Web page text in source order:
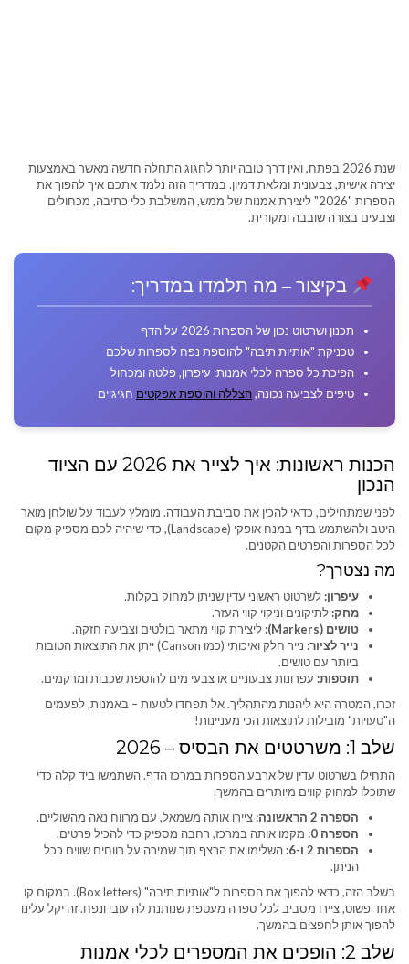
שנת 2026 בפתח, ואין דרך טובה יותר לחגוג התחלה חדשה מאשר באמצעות
יצירה אישית, צבעונית ומלאת דמיון. במדריך הזה נלמד אתכם איך להפוך את
הספרות "2026" ליצירת אמנות של ממש, המשלבת כלי כתיבה, מכחולים
וצבעים בצורה שובבה ומקורית.
בקיצור – מה תלמדו במדריך:
תכנון ושרטוט נכון של הספרות 2026 על הדף
טכניקת "אותיות תיבה" להוספת נפח לספרות שלכם
הפיכת כל ספרה לכלי אמנות: עיפרון, פלטה ומכחול
טיפים לצביעה נכונה,הצללה והוספת אפקטים חגיגיים
הכנות ראשונות: איך לצייר את 2026 עם הציוד
הנכון
לפני שמתחילים, כדאי להכין את סביבת העבודה. מומלץ לעבוד על שולחן מואר
היטב ולהשתמש בדף במנח אופקי (Landscape), כדי שיהיה לכם מספיק מקום
לכל הספרות והפרטים הקטנים.
מה נצטרך?
עיפרון: לשרטוט ראשוני עדין שניתן למחוק בקלות.
מחק: לתיקונים וניקוי קווי העזר.
טושים (Markers):
ליצירת קווי מתאר בולטים וצביעה חזקה.
נייר לציור:
נייר חלק ואיכותי (כמו Canson) ייתן את התוצאות הטובות
ביותר עם טושים.
תוספות: עפרונות צבעוניים או צבעי מים להוספת שכבות ומרקמים.
זכרו, המטרה היא ליהנות מהתהליך. אל תפחדו לטעות – באמנות, לפעמים
ה"טעויות" מובילות לתוצאות הכי מעניינות!
שלב 1: משרטטים את הבסיס – 2026
התחילו בשרטוט עדין של ארבע הספרות במרכז הדף. השתמשו ביד קלה כדי
שתוכלו למחוק קווים מיותרים בהמשך.
הספרה 2 הראשונה:
ציירו אותה משמאל, עם מרווח נאה מהשוליים.
הספרה 0:
מקמו אותה במרכז, רחבה מספיק כדי להכיל פרטים.
הספרות 2 ו-6:
השלימו את הרצף תוך שמירה על רווחים שווים ככל
הניתן.
בשלב הזה, כדאי להפוך את הספרות ל"אותיות תיבה" (Box letters). במקום קו
אחד פשוט, ציירו מסביב לכל ספרה מעטפת שנותנת לה עובי ונפח. זה יקל עלינו
להפוך אותן לחפצים בהמשך.
שלב 2: הופכים את המספרים לכלי אמנות